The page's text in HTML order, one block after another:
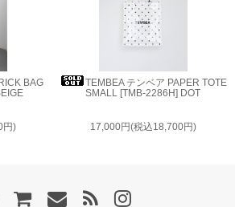
BAG
円)
TEMBEA テンベア PAPER TOTE
SMALL [TMB-2286H] DOT
17,000円(税込18,700円)